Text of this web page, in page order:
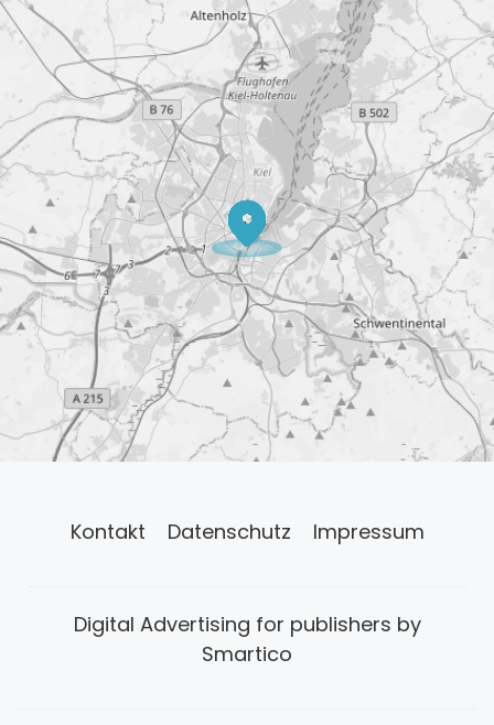
Kontakt Datenschutz Impressum
Digital Advertising for publishers by
Smartico